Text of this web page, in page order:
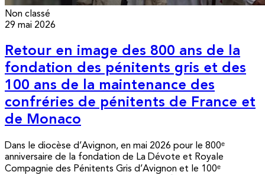
Non classé
29 mai 2026
Retour en image des 800 ans de la
fondation des pénitents gris et des
100 ans de la maintenance des
confréries de pénitents de France et
de Monaco
Dans le diocèse d’Avignon, en mai 2026 pour le 800ᵉ
anniversaire de la fondation de La Dévote et Royale
Compagnie des Pénitents Gris d’Avignon et le 100ᵉ